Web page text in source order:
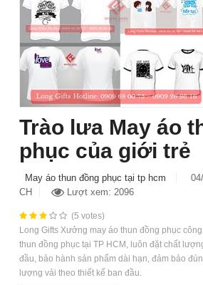
Trào lưa May áo
phục của giới trẻ
May áo thun đồng phục tại tp hcm
CH
Lượt xem: 2096
(5 votes)
Long Gifts Xưởng may áo thun đồng phục
thun đồng phục tại TP HCM, luôn đặt chất
đầu, bảo hành sản phẩm dài hạn, đảm bảo
lượng vải theo thiết kế ban đầu.